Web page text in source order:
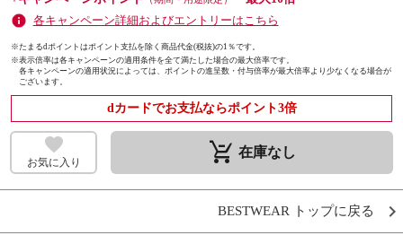
各キャンペーン詳細およびエントリーはこちら
※たまるdポイントはポイント支払を除く商品代金(税抜)の1％です。
※表示倍率は各キャンペーンの適用条件を全て満たした場合の最大倍率です。
各キャンペーンの適用状況によっては、ポイントの進呈数・付与倍率が最大倍率より少なくなる場合が
ございます。
dカードでお支払ならポイント3倍
お気に入り remove_shopping_cart 在庫なし
BESTWEAR トップに戻る